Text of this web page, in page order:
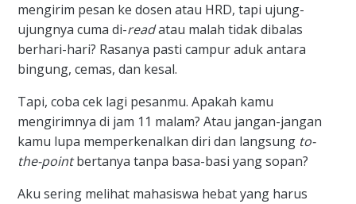
mengirim pesan ke dosen atau HRD, tapi ujung-
ujungnya cuma di-readatau malah tidak dibalas
berhari-hari? Rasanya pasti campur aduk antara
bingung, cemas, dan kesal.
Tapi, coba cek lagi pesanmu. Apakah kamu
mengirimnya di jam 11 malam? Atau jangan-jangan
kamu lupa memperkenalkan diri dan langsung to-
the-pointbertanya tanpa basa-basi yang sopan?
Aku sering melihat mahasiswa hebat yang harus